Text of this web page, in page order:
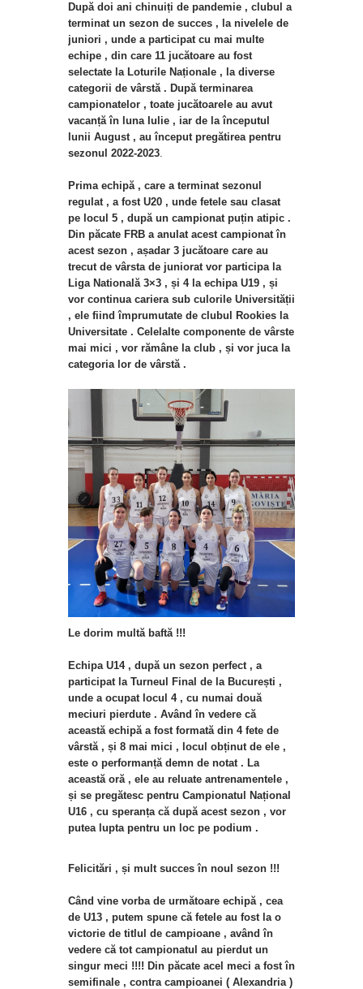
După doi ani chinuiți de pandemie , clubul a
terminat un sezon de succes , la nivelele de
juniori , unde a participat cu mai multe
echipe , din care 11 jucătoare au fost
selectate la Loturile Naționale , la diverse
categorii de vârstă . După terminarea
campionatelor , toate jucătoarele au avut
vacanță în luna Iulie , iar de la începutul
lunii August , au început pregătirea pentru
sezonul 2022-2023.
Prima echipă , care a terminat sezonul
regulat , a fost U20 , unde fetele sau clasat
pe locul 5 , după un campionat puțin atipic .
Din păcate FRB a anulat acest campionat în
acest sezon , așadar 3 jucătoare care au
trecut de vârsta de juniorat vor participa la
Liga Natională 3×3 , și 4 la echipa U19 , și
vor continua cariera sub culorile Universității
, ele fiind împrumutate de clubul Rookies la
Universitate . Celelalte componente de vârste
mai mici , vor rămâne la club , și vor juca la
categoria lor de vârstă .
Le dorim multă baftă !!!
Echipa U14 , după un sezon perfect , a
participat la Turneul Final de la București ,
unde a ocupat locul 4 , cu numai două
meciuri pierdute . Având în vedere că
această echipă a fost formată din 4 fete de
vârstă , și 8 mai mici , locul obținut de ele ,
este o performanță demn de notat . La
această oră , ele au reluate antrenamentele ,
și se pregătesc pentru Campionatul Național
U16 , cu speranța că după acest sezon , vor
putea lupta pentru un loc pe podium .
Felicitări , și mult succes în noul sezon !!!
Când vine vorba de următoare echipă , cea
de U13 , putem spune că fetele au fost la o
victorie de titlul de campioane , având în
vedere că tot campionatul au pierdut un
singur meci !!!! Din păcate acel meci a fost în
semifinale , contra campioanei ( Alexandria )